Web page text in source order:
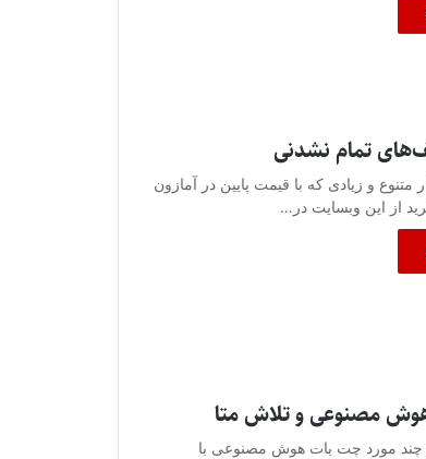
تمام نشدنی
متنوع و زیادی که با قیمت پایین در آمازون
از این وبسایت در…
مصنوعی و تلاش متا
چند مورد چت بات هوش مصنوعی با